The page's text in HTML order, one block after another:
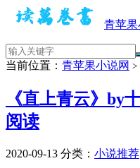
青苹果
当前位置： 青苹果小说网 >
《直上青云》by
阅读
2020-09-13 分类： 小说推荐